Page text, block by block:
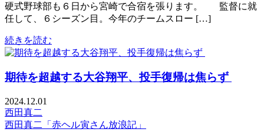
硬式野球部も６日から宮崎で合宿を張ります。 監督に就
任して、６シーズン目。今年のチームスロー […]
続きを読む
期待を超越する大谷翔平、投手復帰は焦らず
2024.12.01
西田真二
西田真二「赤ヘル寅さん放浪記」